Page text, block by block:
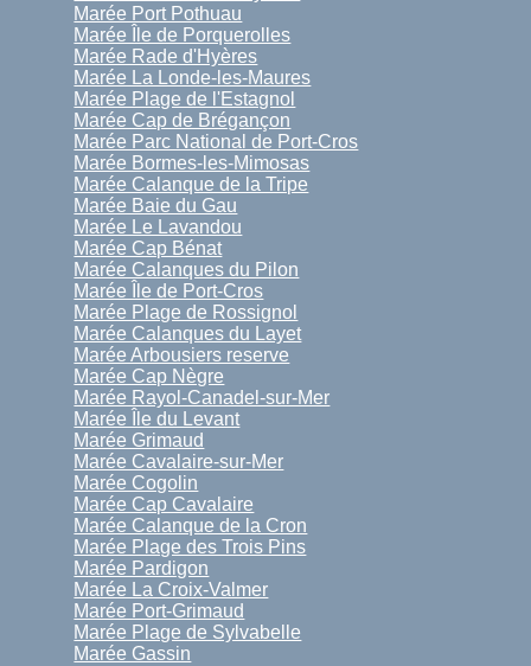
Marée Port Pothuau
Marée Île de Porquerolles
Marée Rade d'Hyères
Marée La Londe-les-Maures
Marée Plage de l'Estagnol
Marée Cap de Brégançon
Marée Parc National de Port-Cros
Marée Bormes-les-Mimosas
Marée Calanque de la Tripe
Marée Baie du Gau
Marée Le Lavandou
Marée Cap Bénat
Marée Calanques du Pilon
Marée Île de Port-Cros
Marée Plage de Rossignol
Marée Calanques du Layet
Marée Arbousiers reserve
Marée Cap Nègre
Marée Rayol-Canadel-sur-Mer
Marée Île du Levant
Marée Grimaud
Marée Cavalaire-sur-Mer
Marée Cogolin
Marée Cap Cavalaire
Marée Calanque de la Cron
Marée Plage des Trois Pins
Marée Pardigon
Marée La Croix-Valmer
Marée Port-Grimaud
Marée Plage de Sylvabelle
Marée Gassin